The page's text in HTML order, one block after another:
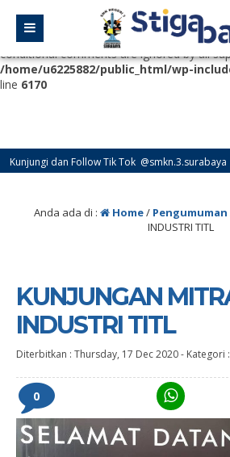
Deprecated
: Function WP_Dependencies-
with an argument that is
deprecated
conditional comments are ignored by all
/home/u6225882/public_html/wp-
line 6170
dan Follow Tik Tok @smkn.3.surabaya untuk
Anda ada di : Home/ Pengumuman
INDUSTRI TITL
KUNJUNGAN
INDUSTRI TITL
Diterbitkan : Thursday, 17 Dec 2020- Kategori :
0